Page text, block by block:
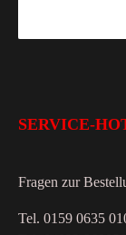
SERVICE-
Fragen zur
Tel. 0159 0635